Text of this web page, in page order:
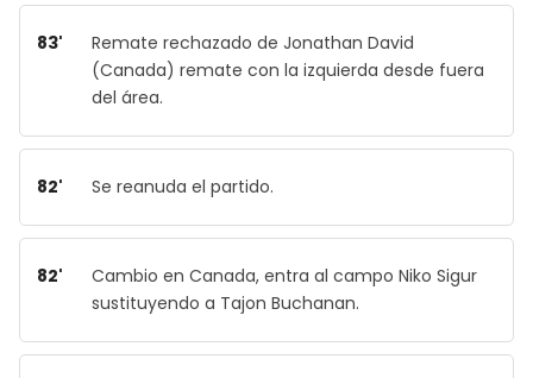
83'
Remate rechazado de Jonathan David
(Canada) remate con la izquierda desde fuera
del área.
82' Se reanuda el partido.
82'
Cambio en Canada, entra al campo Niko Sigur
sustituyendo a Tajon Buchanan.